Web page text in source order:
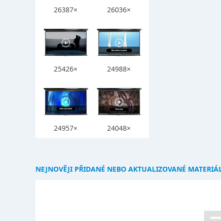
26387× 26036×
25426× 24988×
24957× 24048×
NEJNOVĚJI PŘIDANÉ NEBO AKTUALIZOVANÉ